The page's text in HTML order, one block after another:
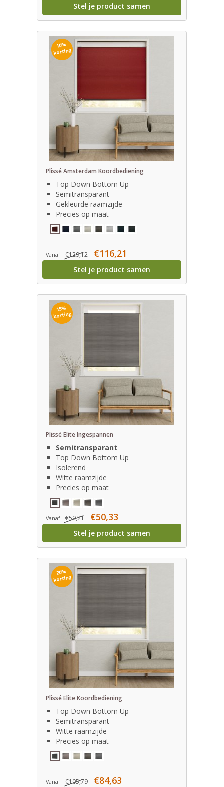
Stel je product samen
10%
korting
Plissé Amsterdam Koordbediening
Top Down Bottom Up
Semitransparant
Gekleurde raamzijde
Precies op maat
Vanaf: €129,12 €116,21
Stel je product samen
15%
korting
Plissé Elite Ingespannen
Semitransparant
Top Down Bottom Up
Isolerend
Witte raamzijde
Precies op maat
Vanaf: €59,21 €50,33
Stel je product samen
20%
korting
Plissé Elite Koordbediening
Top Down Bottom Up
Semitransparant
Witte raamzijde
Precies op maat
Vanaf: €105,79 €84,63